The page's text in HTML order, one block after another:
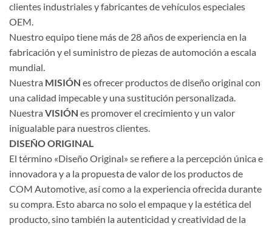
clientes industriales y fabricantes de vehículos especiales
OEM.
Nuestro equipo tiene más de 28 años de experiencia en la
fabricación y el suministro de piezas de automoción a escala
mundial.
Nuestra MISIÓN es ofrecer productos de diseño original con
una calidad impecable y una sustitución personalizada.
Nuestra VISIÓN es promover el crecimiento y un valor
inigualable para nuestros clientes.
DISEÑO ORIGINAL
El término «Diseño Original» se refiere a la percepción única e
innovadora y a la propuesta de valor de los productos de
COM Automotive, así como a la experiencia ofrecida durante
su compra. Esto abarca no solo el empaque y la estética del
producto, sino también la autenticidad y creatividad de la